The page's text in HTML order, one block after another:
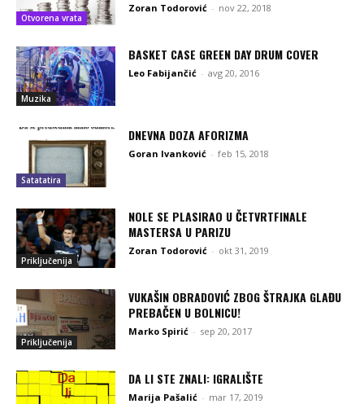
Otvorena vrata
Zoran Todorović - nov 22, 2018
Muzika
BASKET CASE GREEN DAY DRUM COVER
Leo Fabijančić - avg 20, 2016
Satatatira
DNEVNA DOZA AFORIZMA
Goran Ivanković - feb 15, 2018
Priključenija
NOLE SE PLASIRAO U ČETVRTFINALE
MASTERSA U PARIZU
Zoran Todorović - okt 31, 2019
Priključenija
VUKAŠIN OBRADOVIĆ ZBOG ŠTRAJKA GLAĐU
PREBAČEN U BOLNICU!
Marko Spirić - sep 20, 2017
DA LI STE ZNALI: IGRALIŠTE
Marija Pašalić - mar 17, 2019